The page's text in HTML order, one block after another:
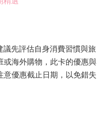
先評估自身消費習慣與旅
或海外購物，此卡的優惠與
意優惠截止日期，以免錯失